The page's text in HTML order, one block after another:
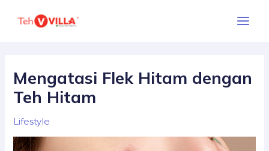
Menu
Mengatasi Flek Hitam dengan
Teh Hitam
Lifestyle